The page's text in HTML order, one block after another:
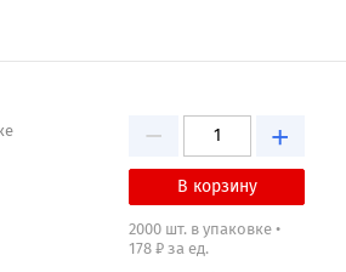
− +
2000 шт. в упаковке •
178 ₽ за ед.